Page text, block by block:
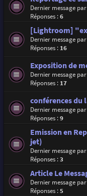
Dernier message par
Réponses :6
[Lightroom]
Dernier message par
Réponses : 16
Exposition de
Dernier message par
Réponses : 17
conférences du
Dernier message par
Réponses :9
Emission en
jet)
Dernier message par
Réponses :3
Article Le
Dernier message par
Réponses :5